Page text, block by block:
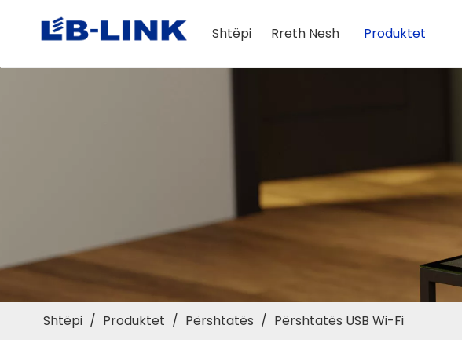
Shtëpi Rreth Nesh Produktet
Shtëpi / Produktet / Përshtatës / Përshtatës USB Wi-Fi